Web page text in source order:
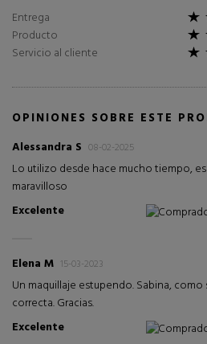
Entrega
Producto
Servicio al cliente
OPINIONES SOBRE ESTE
Alessandra S 08-02-2025
Lo utilizo desde hace mucho tiempo,
maravilloso
Excelente
Elena M 15-03-2023
Un maquillaje estupendo. Sabina,
correcta. Gracias.
Excelente